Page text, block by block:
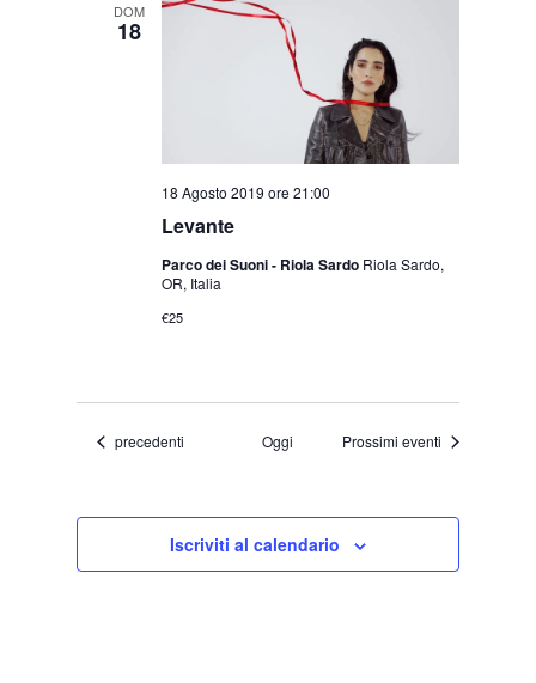
DOM
18
Levante
18 Agosto 2019 ore 21:00
Parco dei Suoni - Riola Sardo Riola Sardo,
OR, Italia
€25
Eventi
precedenti Oggi Prossimi eventi
Iscriviti al calendario